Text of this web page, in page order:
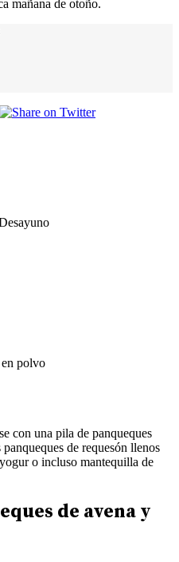
mañana de otoño.
en polvo
con una pila de panqueques
de requesón llenos
o incluso mantequilla de
de avena y